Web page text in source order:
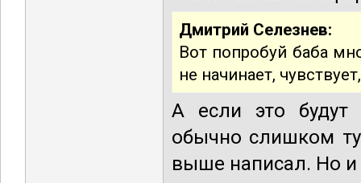
Дмитрий Селезнев:
Вот попробуй баба
не начинает,
А если это будут
обычно слишком
выше написал. Но и